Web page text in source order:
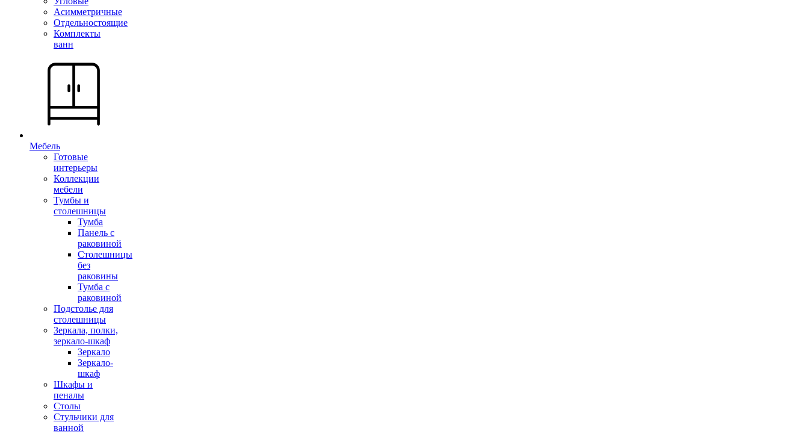
Асимметричные
Отдельностоящие
Комплекты
ванн
Мебель
Готовые
интерьеры
Коллекции
мебели
Тумбы и
столешницы
Тумба
Панель с
раковиной
Столешницы
без
раковины
Тумба с
раковиной
Подстолье для
столешницы
Зеркала, полки,
зеркало-шкаф
Зеркало
Зеркало-
шкаф
Шкафы и
пеналы
Столы
Стульчики для
ванной